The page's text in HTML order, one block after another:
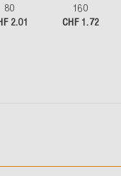
80
2.01
160
CHF 1.72